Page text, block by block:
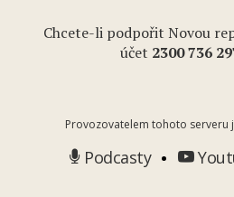
Chcete-li podpořit Novou
účet 2300 736
Provozovatelem tohoto serveru
Podcasty